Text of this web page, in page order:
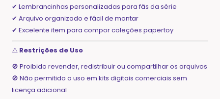
✔ Lembrancinhas personalizadas para fãs da série
✔ Arquivo organizado e fácil de montar
✔ Excelente item para compor coleções papertoy
⚠️ Restrições de Uso
🚫 Proibido revender, redistribuir ou compartilhar os arquivos
🚫 Não permitido o uso em kits digitais comerciais sem
licença adicional